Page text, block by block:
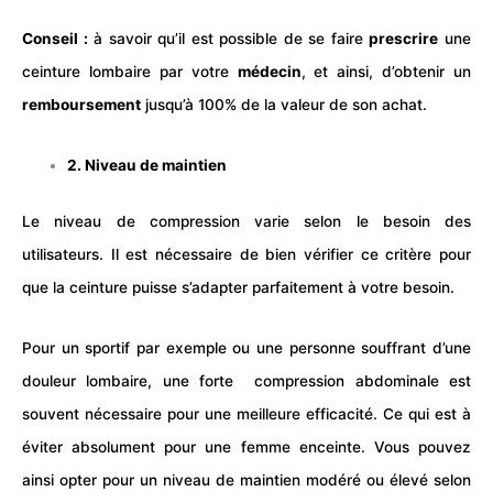
Conseil : à savoir qu’il est possible de se faireprescrire une
ceinture lombaire par votre médecin, et ainsi, d’obtenir un
remboursement jusqu’à 100% de la valeur de son achat.
2. Niveau de maintien
Le niveau de compression varie selon le besoin des
utilisateurs. Il est nécessaire de bien vérifier ce critère pour
que la ceinture puisse s’adapter parfaitement à votre besoin.
Pour un sportif par exemple ou une personne souffrant d’une
douleur lombaire, une forte compression abdominale est
souvent nécessaire pour une meilleure efficacité. Ce qui est à
éviter absolument pour une femme enceinte. Vous pouvez
ainsi opter pour un niveau de maintien modéré ou élevé selon